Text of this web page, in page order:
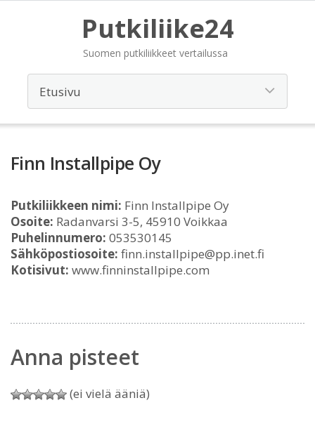
Putkiliike24
Suomen putkiliikkeet vertailussa
Finn Installpipe Oy
Putkiliikkeen nimi: Finn Installpipe Oy
Osoite: Radanvarsi 3-5, 45910 Voikkaa
Puhelinnumero: 053530145
Sähköpostiosoite: finn.installpipe@pp.inet.fi
Kotisivut: www.finninstallpipe.com
Anna pisteet
(ei vielä ääniä)